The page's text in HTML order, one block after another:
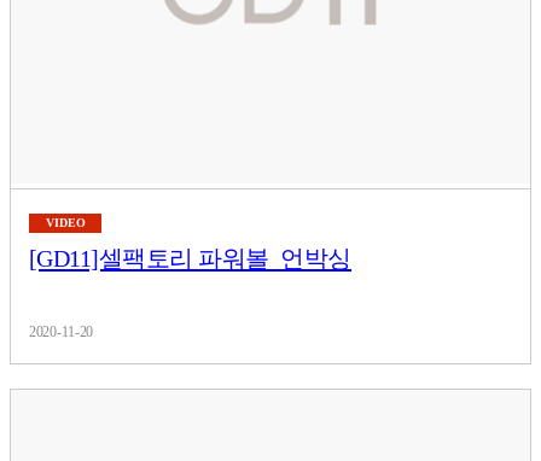
VIDEO
[GD11]셀팩토리 파워볼_언박싱
2020-11-20